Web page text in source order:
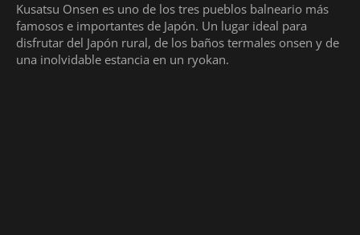
Kusatsu Onsen es uno de los tres pueblos balneario más
famosos e importantes de Japón. Un lugar ideal para
disfrutar del Japón rural, de los baños termales onsen y de
una inolvidable estancia en un ryokan.